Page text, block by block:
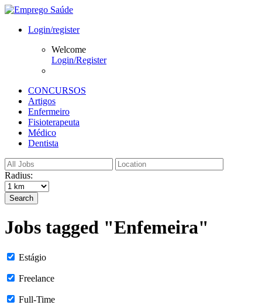
Login/register
Welcome
Login/Register
CONCURSOS
Artigos
Enfermeiro
Fisioterapeuta
Médico
Dentista
Radius:
Search
Jobs tagged "Enfemeira"
Estágio
Freelance
Full-Time